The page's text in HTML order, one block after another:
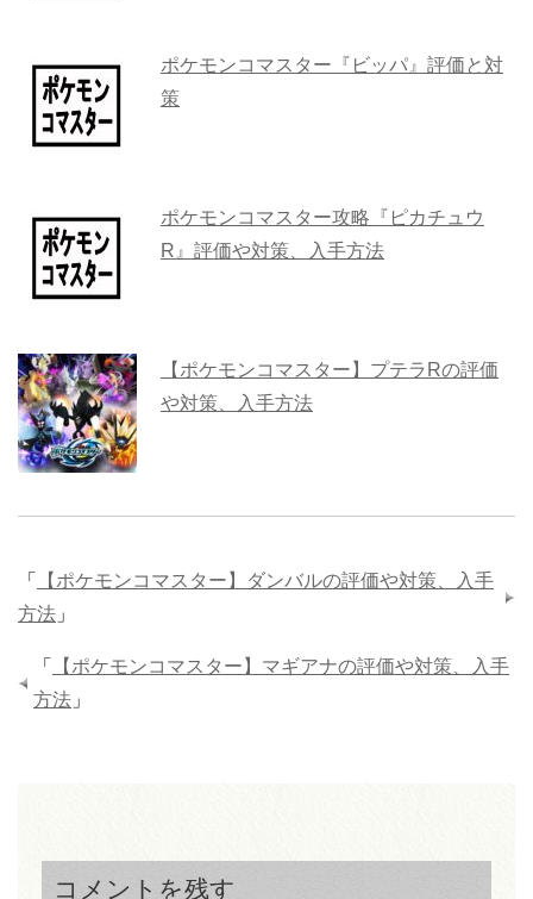
ポケモンコマスター『ビッパ』評価と対
策
ポケモンコマスター攻略『ピカチュウ
R』評価や対策、入手方法
【ポケモンコマスター】プテラRの評価
や対策、入手方法
「
【ポケモンコマスター】ダンバルの評価や対策、入手
方法 」
「
【ポケモンコマスター】マギアナの評価や対策、入手
方法 」
コメントを残す